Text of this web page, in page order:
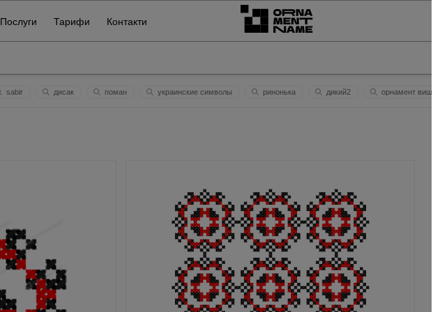
Послуги Тарифи Контакти
sabir дисак поман украинские символы ринонька дикий2 орнамент